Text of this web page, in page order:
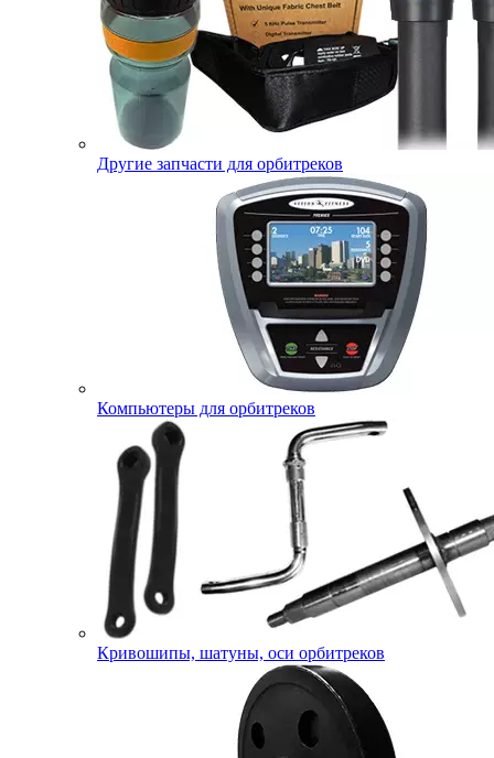
Другие запчасти для орбитреков
Компьютеры для орбитреков
Кривошипы, шатуны, оси орбитреков